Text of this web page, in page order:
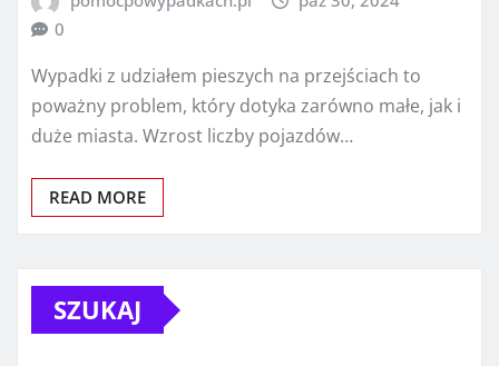
0
Wypadki z udziałem pieszych na przejściach to
poważny problem, który dotyka zarówno małe, jak i
duże miasta. Wzrost liczby pojazdów…
READ MORE
SZUKAJ